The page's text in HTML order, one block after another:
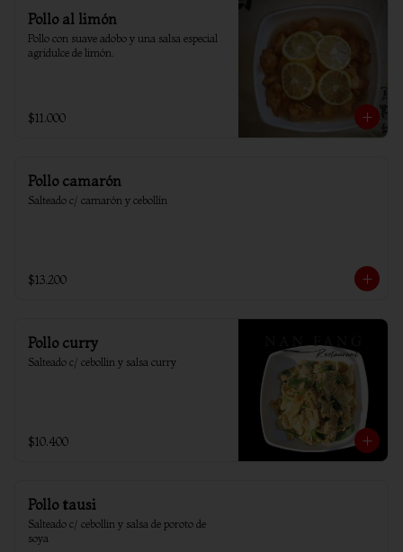
Pollo al limón
Pollo con suave adobo y una salsa especial
agridulce de limón.
$11.000
Pollo camarón
Salteado c/ camarón y cebollín
$13.200
Pollo curry
Salteado c/ cebollin y salsa curry
$10.400
Pollo tausi
Salteado c/ cebollin y salsa de poroto de
soya